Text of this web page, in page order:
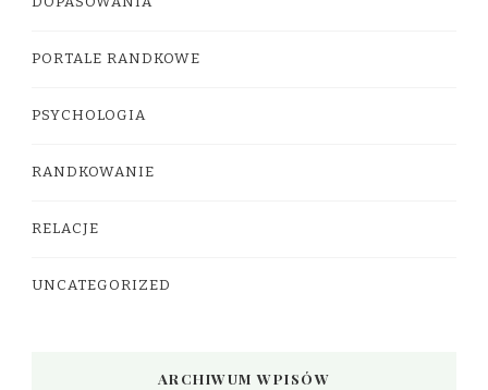
PORTALE RANDKOWE
PSYCHOLOGIA
RANDKOWANIE
RELACJE
UNCATEGORIZED
ARCHIWUM WPISÓW